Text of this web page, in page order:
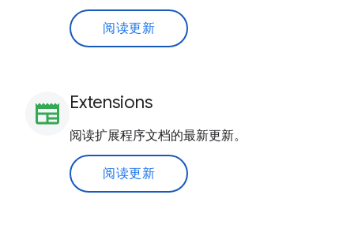
阅读更新
newspaper Extensions
阅读扩展程序文档的最新更新。
阅读更新